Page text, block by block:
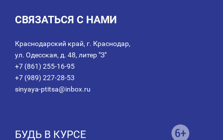
СВЯЗАТЬСЯ С НАМИ
Краснодарский край, г. Краснодар,
ул. Одесская, д. 48, литер "З"
+7 (861) 255-16-95
+7 (989) 227-28-53
sinyaya-ptitsa@inbox.ru
БУДЬ В КУРСЕ